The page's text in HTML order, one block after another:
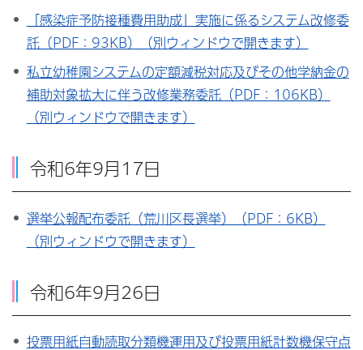
「感染症予防接種費用助成」実施に係るシステム改修委
託（PDF：93KB）（別ウィンドウで開きます）
私立幼稚園システムの定額減税対応及びその他学納金の
補助対象拡大に伴う改修業務委託（PDF：106KB）
（別ウィンドウで開きます）
令和6年9月17日
選挙公報配布委託（荒川区長選挙）（PDF：6KB）
（別ウィンドウで開きます）
令和6年9月26日
投票用紙自動読取分類機運用及び投票用紙計数機保守点